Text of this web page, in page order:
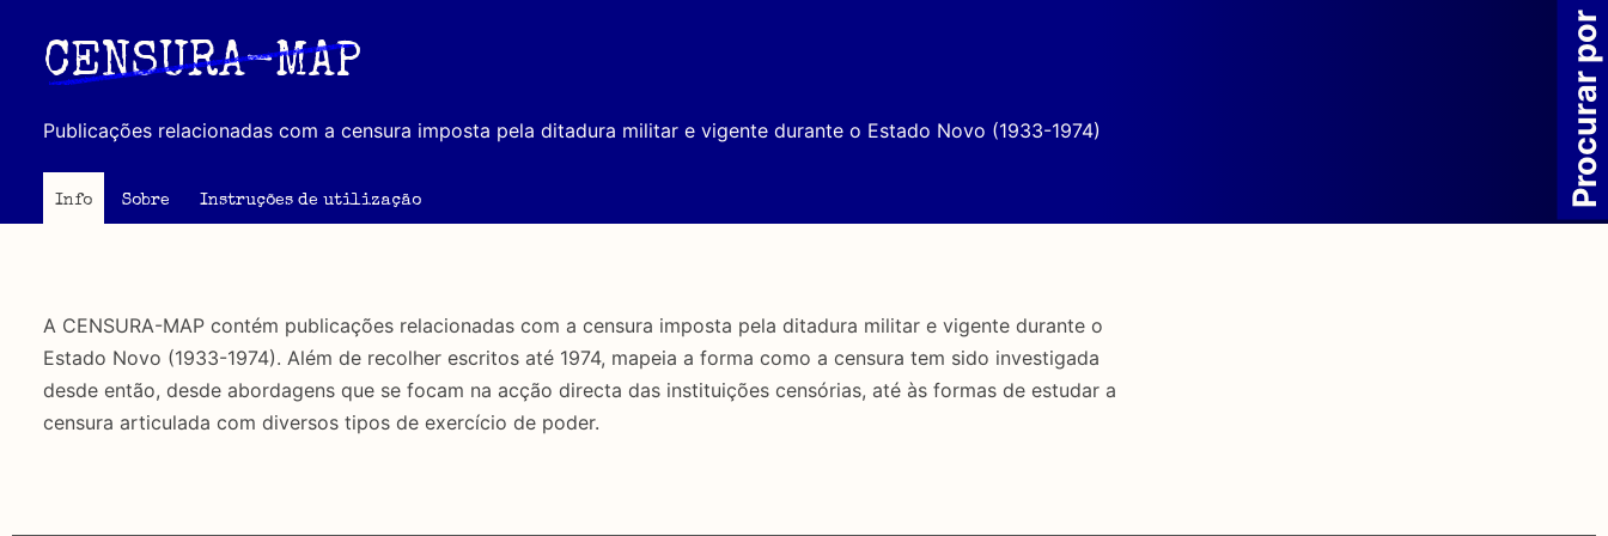
principal
CENSURA-MAP
Publicações relacionadas com a censura imposta pela ditadura militar e vigente durante o Estado Novo (1933-1974)
Info Sobre Instruções de utilização
A CENSURA-MAP contém publicações relacionadas com a censura imposta pela ditadura militar e vigente durante o
Estado Novo (1933-1974). Além de recolher escritos até 1974, mapeia a forma como a censura tem sido investigada
desde então, desde abordagens que se focam na acção directa das instituições censórias, até às formas de estudar a
censura articulada com diversos tipos de exercício de poder.
Procurar por